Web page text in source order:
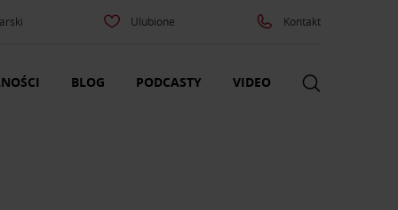
Ulubione Kontakt
BLOG PODCASTY VIDEO